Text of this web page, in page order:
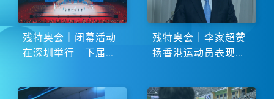
残特奥会｜闭幕活动
在深圳举行 下届由
残特奥会｜李家超赞
扬香港运动员表现卓